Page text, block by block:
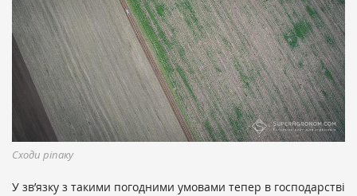
Сходи ріпаку
У зв’язку з такими погодними умовами тепер в господарстві